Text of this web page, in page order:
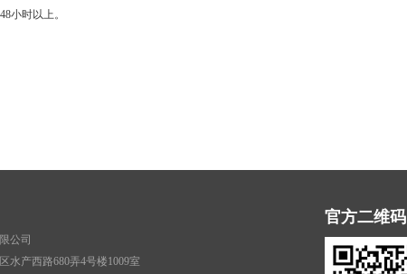
小时以上。
公司
水产西路680弄4号楼1009室
官方二维码